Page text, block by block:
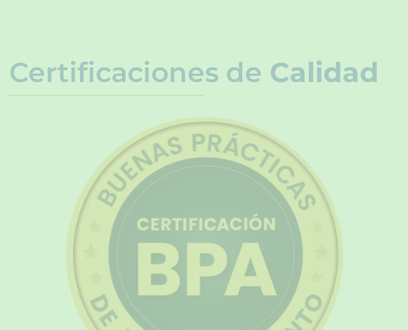
Certificaciones de Calidad